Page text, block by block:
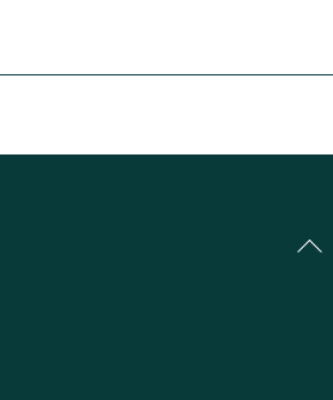
Back